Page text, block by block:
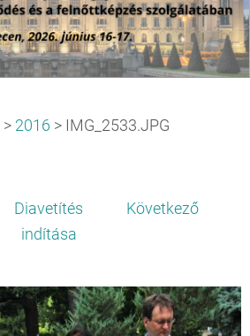
> 2016 > IMG_2533.JPG
Diavetítés
indítása
Következő